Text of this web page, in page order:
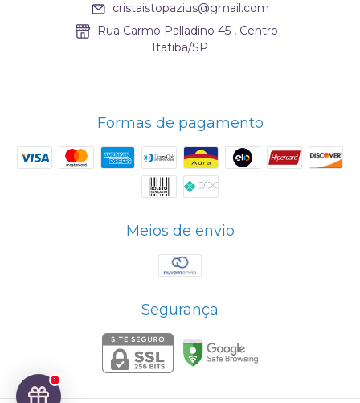
1
cristaistopazius@gmail.com
Rua Carmo Palladino 45 , Centro -
Itatiba/SP
Formas de pagamento
Meios de envio
Segurança